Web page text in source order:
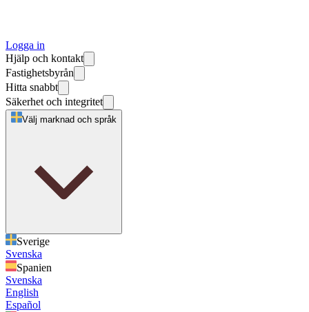
Logga in
Hjälp och kontakt
Fastighetsbyrån
Hitta snabbt
Säkerhet och integritet
Välj marknad och språk
Sverige
Svenska
Spanien
Svenska
English
Español